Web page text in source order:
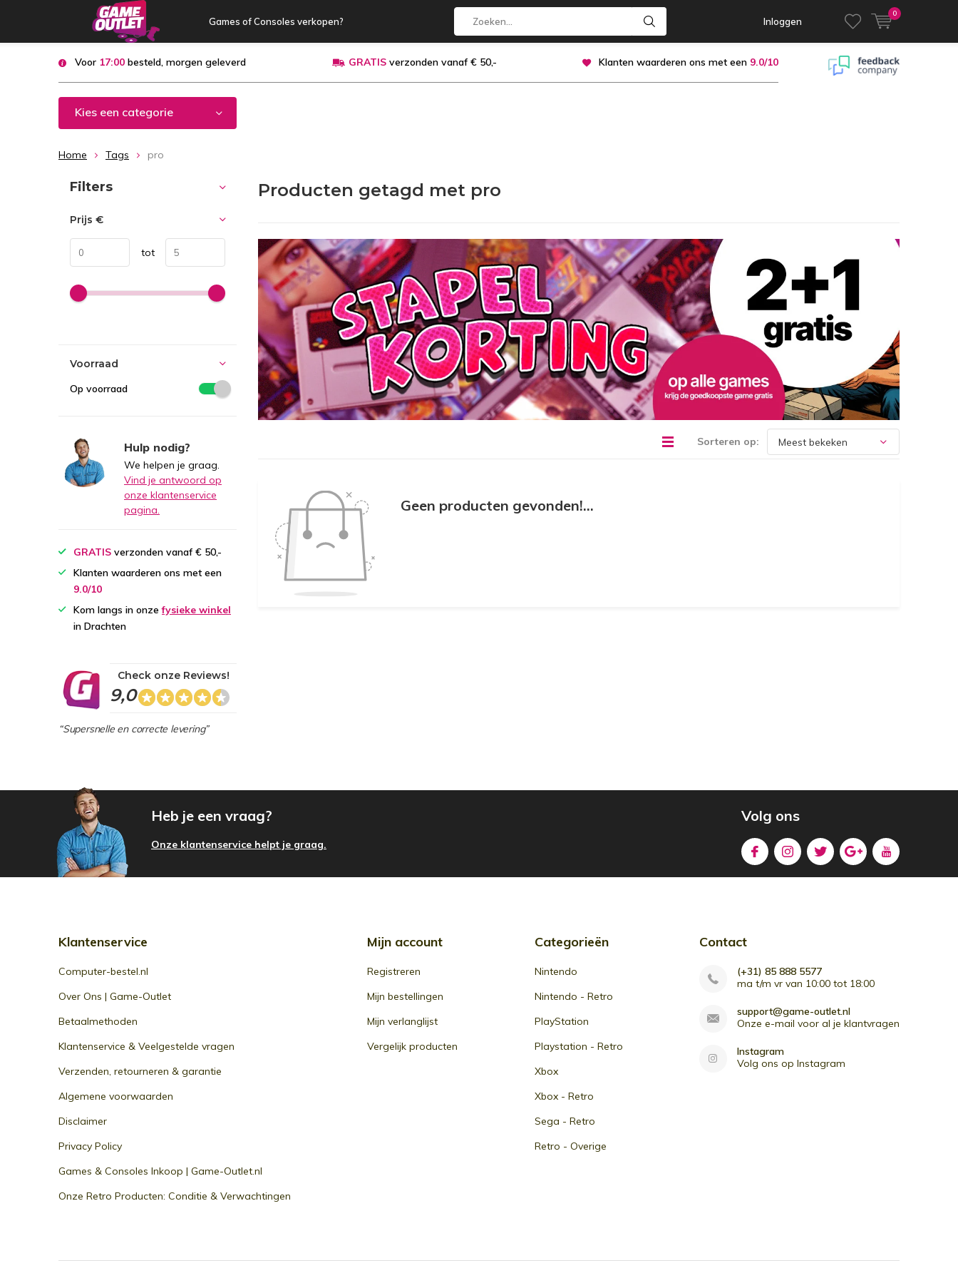
Games of Consoles verkopen? Inloggen
0
Voor 17:00 besteld, morgen geleverd GRATISverzonden vanaf € 50,- Klanten waarderen ons met een 9.0/10
Kies een categorie
Home Tags pro
Producten getagd met pro
Sorteren op:
Geen producten gevonden!...
Sorteren op:
Filters
Prijs €
tot
Voorraad
Op voorraad
Hulp nodig?
We helpen je graag.
Vind je antwoord op
onze klantenservice
pagina.
GRATIS verzonden vanaf € 50,-
Klanten waarderen ons met een
9.0/10
Kom langs in onzefysieke winkel
in Drachten
9,0
Check onze Reviews!
“Supersnelle en correcte levering”
Heb je een vraag?
Onze klantenservice helpt je graag.
Volg ons
Klantenservice
Computer-bestel.nl
Over Ons | Game-Outlet
Betaalmethoden
Klantenservice & Veelgestelde vragen
Verzenden, retourneren & garantie
Algemene voorwaarden
Disclaimer
Privacy Policy
Games & Consoles Inkoop | Game-Outlet.nl
Onze Retro Producten: Conditie & Verwachtingen
Mijn account
Registreren
Mijn bestellingen
Mijn verlanglijst
Vergelijk producten
Categorieën
Nintendo
Nintendo - Retro
PlayStation
Playstation - Retro
Xbox
Xbox - Retro
Sega - Retro
Retro - Overige
Contact
(+31) 85 888 5577
ma t/m vr van 10:00 tot 18:00
support@game-outlet.nl
Onze e-mail voor al je klantvragen
Instagram
Volg ons op Instagram